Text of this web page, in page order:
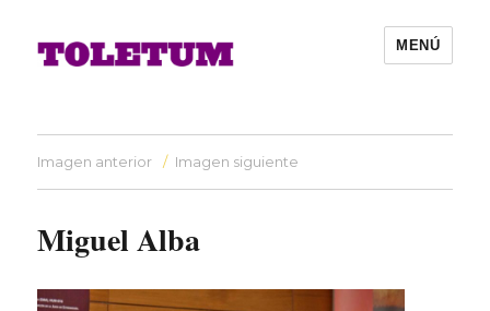
MENÚ
Imagen anterior Imagen siguiente
Miguel Alba